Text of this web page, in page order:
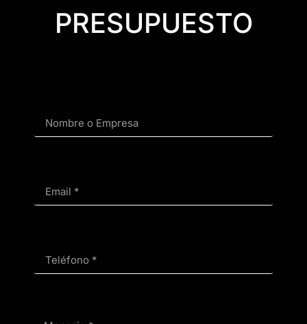
PRESUPUESTO